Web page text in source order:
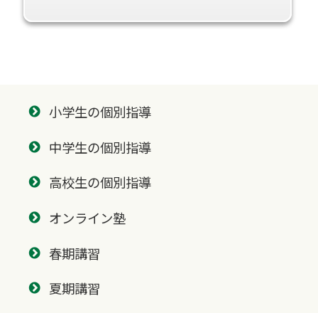
小学生の個別指導
中学生の個別指導
高校生の個別指導
オンライン塾
春期講習
夏期講習